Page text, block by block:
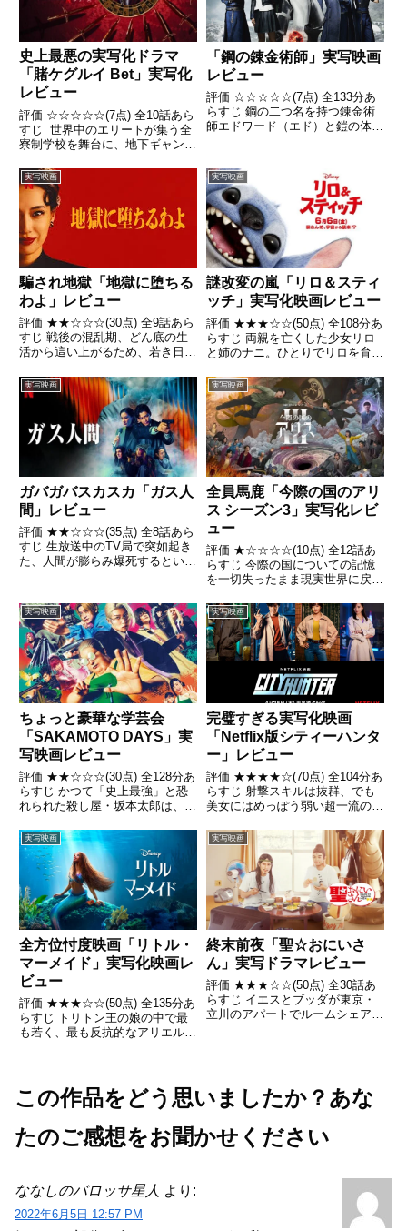
史上最悪の実写化ドラマ
「賭ケグルイ Bet」実写化
レビュー
評価 ☆☆☆☆☆(7点) 全10話あら
すじ 世界中のエリートが集う全
寮制学校を舞台に、地下ギャンブ
が決まる様子を描く。 引用-
Wikipedia
「鋼の錬金術師」実写映画
レビュー
評価 ☆☆☆☆☆(7点) 全133分あ
らすじ 鋼の二つ名を持つ錬金術
師エドワード（エド）と鎧の体の
返らせるため、人体錬成という禁
忌を侵し、失った肉体を取り戻す
ため、賢者の石を探して...
実写映画
騙され地獄「地獄に堕ちる
わよ」レビュー
評価 ★★☆☆☆(30点) 全9話あら
すじ 戦後の混乱期、どん底の生
活から這い上がるため、若き日の
天性の才覚で20代にして銀座で
成功を収めるが、その裏では多く
の裏切りや喪失を経験する。引
用- Wikipedia
実写映画
謎改変の嵐「リロ＆スティ
ッチ」実写化映画レビュー
評価 ★★★☆☆(50点) 全108分あ
らすじ 両親を亡くした少女リロ
と姉のナニ。ひとりでリロを育て
すぎる彼女は失敗ばかり。離れ離
れになってしまいそうな姉妹の前
に、見た目はかわいらしいのに、
ものすごく暴れん坊な...
実写映画
ガバガバスカスカ「ガス人
間」レビュー
評価 ★★☆☆☆(35点) 全8話あら
すじ 生放送中のTV局で突如起き
た、人間が膨らみ爆死するという
た。 引用- Wikipedia
実写映画
全員馬鹿「今際の国のアリ
ス シーズン3」実写化レビ
ュー
評価 ★☆☆☆☆(10点) 全12話あ
らすじ 今際の国についての記憶
を一切失ったまま現実世界に戻っ
験の研究に傾倒する大学の助教授
リュウジと出会う 引用-
Wikipedia
実写映画
ちょっと豪華な学芸会
「SAKAMOTO DAYS」実
写映画レビュー
評価 ★★☆☆☆(30点) 全128分あ
らすじ かつて「史上最強」と恐
れられた殺し屋・坂本太郎は、コ
して恋に落ち、殺し屋をあっさり
と引退する 引用- Wikipedia
実写映画
完璧すぎる実写化映画
「Netflix版シティーハンタ
ー」レビュー
評価 ★★★★☆(70点) 全104分あ
らすじ 射撃スキルは抜群、でも
美女にはめっぽう弱い超一流のス
に懇願され、しかたなくふたりで
その死をめぐる真実を追い始め
る。引用- Wikipedia
実写映画
全方位忖度映画「リトル・
マーメイド」実写化映画レ
ビュー
評価 ★★★☆☆(50点) 全135分あ
らすじ トリトン王の娘の中で最
も若く、最も反抗的なアリエル
落ちる。引用- Wikipedia
実写映画
終末前夜「聖☆おにいさ
ん」実写ドラマレビュー
評価 ★★★☆☆(50点) 全30話あ
らすじ イエスとブッダが東京・
立川のアパートでルームシェアを
この作品をどう思いましたか？あな
たのご感想をお聞かせください
ななしのバロッサ星人 より:
2022年6月5日 12:57 PM